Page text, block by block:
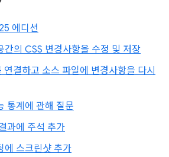
에디션
간의 CSS 변경사항을 수정 및 저장
연결하고 소스 파일에 변경사항을 다시
통계에 관해 질문
과에 주석 추가
에 스크린샷 추가